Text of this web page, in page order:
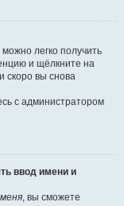
легко получить
и щёлкните на
скоро вы снова
с администратором
ввод имени и
, вы сможете